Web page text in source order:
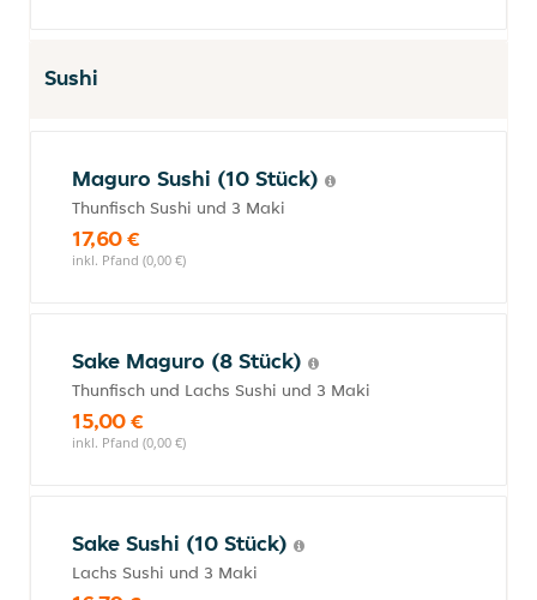
Sushi
Maguro Sushi (10 Stück)
Thunfisch Sushi und 3 Maki
17,60 €
inkl. Pfand (0,00 €)
Sake Maguro (8 Stück)
Thunfisch und Lachs Sushi und 3 Maki
15,00 €
inkl. Pfand (0,00 €)
Sake Sushi (10 Stück)
Lachs Sushi und 3 Maki